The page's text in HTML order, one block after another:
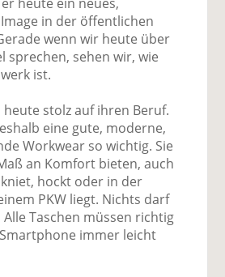
in der öffentlichen
wenn wir heute über
sprechen, sehen wir, wie
ist.
stolz auf ihren Beruf.
eine gute, moderne,
Workwear so wichtig. Sie
an Komfort bieten, auch
hockt oder in der
PKW liegt. Nichts darf
Taschen müssen richtig
immer leicht